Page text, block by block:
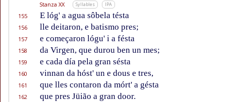
Stanza XX Syllables IPA
155 E lóg' a agua sôbela tésta
156 lle deitaron, e batismo pres;
157 e começaron lógu' i a fésta
158 da Virgen, que durou ben un mes;
159 e cada día pela gran sésta
160 vinnan da hóst' un e dous e tres,
161 que lles contaron da mórt' a gésta
162 que pres Jüião a gran door.